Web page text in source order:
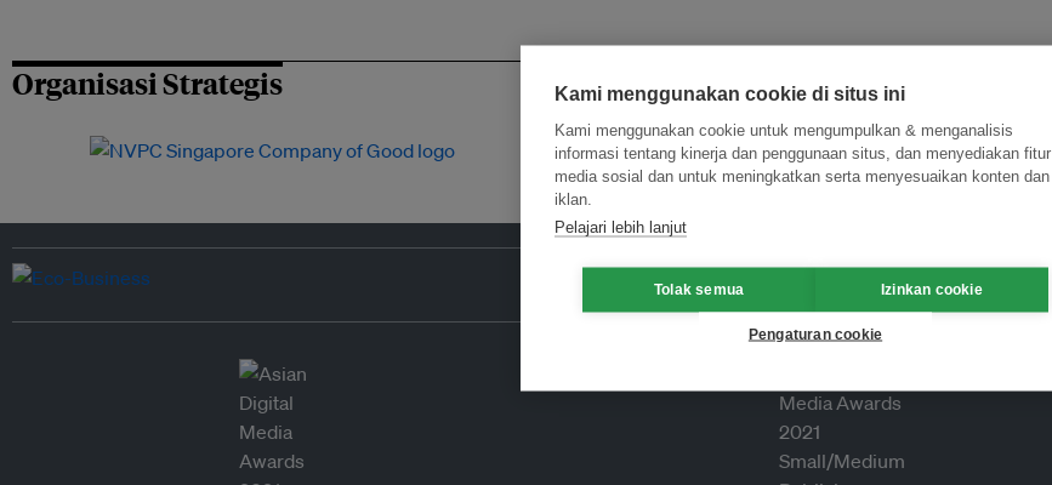
Organisasi Strategis Kami menggunakan cookie di situs ini
Kami menggunakan cookie untuk mengumpulkan & menganalisis
informasi tentang kinerja dan penggunaan situs, dan menyediakan fitur
media sosial dan untuk meningkatkan serta menyesuaikan konten dan
iklan.
Pelajari lebih lanjut
Tolak semua Izinkan cookie
Pengaturan cookie